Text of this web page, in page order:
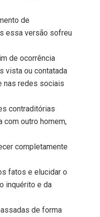
de
essa versão sofreu
de ocorrência
vista ou contatada
nas redes sociais
contraditórias
com outro homem,
completamente
fatos e elucidar o
inquérito e da
de forma